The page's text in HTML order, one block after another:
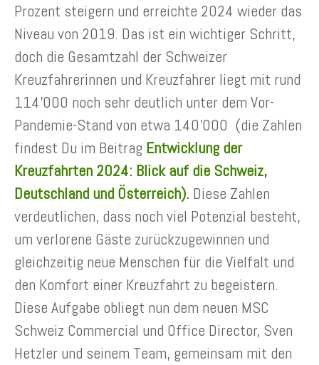
Prozent steigern und erreichte 2024 wieder das
Niveau von 2019. Das ist ein wichtiger Schritt,
doch die Gesamtzahl der Schweizer
Kreuzfahrerinnen und Kreuzfahrer liegt mit rund
114’000 noch sehr deutlich unter dem Vor-
Pandemie-Stand von etwa 140’000 (die Zahlen
findest Du im Beitrag Entwicklung der
Kreuzfahrten 2024: Blick auf die Schweiz,
Deutschland und Österreich). Diese Zahlen
verdeutlichen, dass noch viel Potenzial besteht,
um verlorene Gäste zurückzugewinnen und
gleichzeitig neue Menschen für die Vielfalt und
den Komfort einer Kreuzfahrt zu begeistern.
Diese Aufgabe obliegt nun dem neuen MSC
Schweiz Commercial und Office Director, Sven
Hetzler und seinem Team, gemeinsam mit den